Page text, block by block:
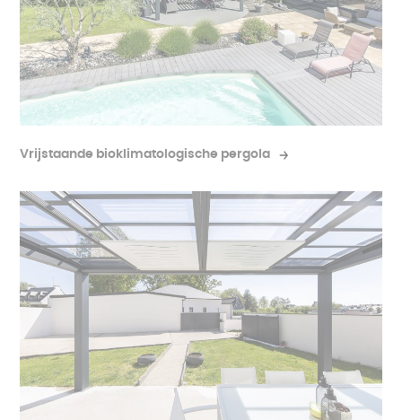
Vrijstaande bioklimatologische pergola